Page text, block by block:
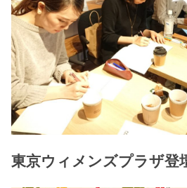
東京ウィメンズプラザ登